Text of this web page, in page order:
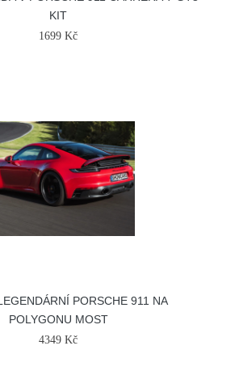
KIT
1699 Kč
PORSCHE 911 NA
POLYGONU MOST
4349 Kč